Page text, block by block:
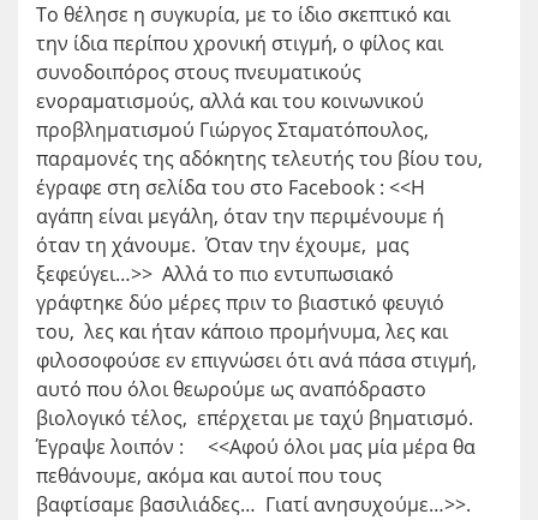
Το θέλησε η συγκυρία, με το ίδιο σκεπτικό και
την ίδια περίπου χρονική στιγμή, ο φίλος και
συνοδοιπόρος στους πνευματικούς
ενοραματισμούς, αλλά και του κοινωνικού
προβληματισμού Γιώργος Σταματόπουλος,
παραμονές της αδόκητης τελευτής του βίου του,
έγραφε στη σελίδα του στο Facebook : <<Η
αγάπη είναι μεγάλη, όταν την περιμένουμε ή
όταν τη χάνουμε. Όταν την έχουμε, μας
ξεφεύγει…>> Αλλά το πιο εντυπωσιακό
γράφτηκε δύο μέρες πριν το βιαστικό φευγιό
του, λες και ήταν κάποιο προμήνυμα, λες και
φιλοσοφούσε εν επιγνώσει ότι ανά πάσα στιγμή,
αυτό που όλοι θεωρούμε ως αναπόδραστο
βιολογικό τέλος, επέρχεται με ταχύ βηματισμό.
Έγραψε λοιπόν : <<Αφού όλοι μας μία μέρα θα
πεθάνουμε, ακόμα και αυτοί που τους
βαφτίσαμε βασιλιάδες… Γιατί ανησυχούμε…>>.